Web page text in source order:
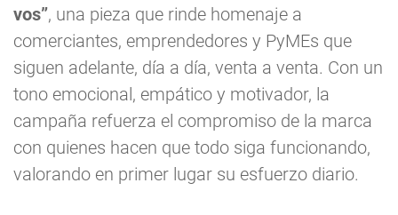
vos”, una pieza que rinde homenaje a
comerciantes, emprendedores y PyMEs que
siguen adelante, día a día, venta a venta. Con un
tono emocional, empático y motivador, la
campaña refuerza el compromiso de la marca
con quienes hacen que todo siga funcionando,
valorando en primer lugar su esfuerzo diario.